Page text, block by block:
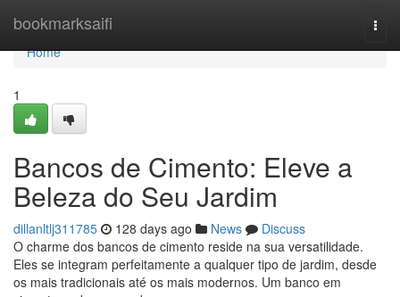
bookmarksaifi
Home
Home
1
Bancos de Cimento: Eleve a
Beleza do Seu Jardim
dillanltlj311785 128 days ago News
Discuss
O charme dos bancos de cimento reside na sua versatilidade.
Eles se integram perfeitamente a qualquer tipo de jardim, desde
os mais tradicionais até os mais modernos. Um banco em